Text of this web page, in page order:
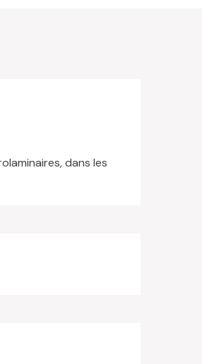
dans les